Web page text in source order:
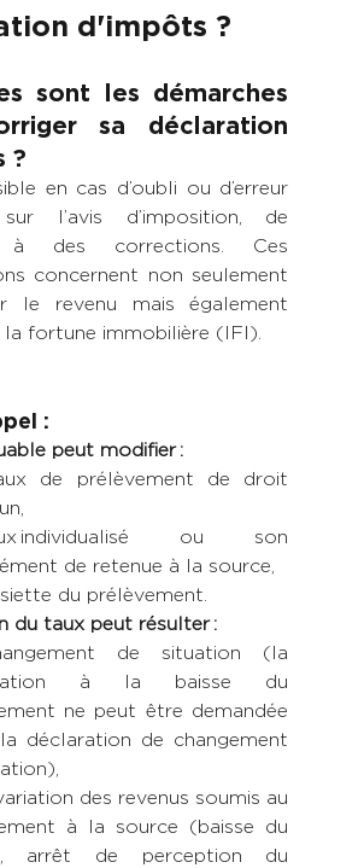
d'impôts ?
sont les démarches
sa déclaration
?
en cas d’oubli ou d’erreur
l’avis d’imposition, de
à des corrections. Ces
concernent non seulement
le revenu mais également
la fortune immobilière (IFI).
:
peut modifier :
de prélèvement de droit
individualisé ou son
de retenue à la source,
du prélèvement.
du taux peut résulter :
de situation (la
à la baisse du
ne peut être demandée
déclaration de changement
des revenus soumis au
à la source (baisse du
arrêt de perception du